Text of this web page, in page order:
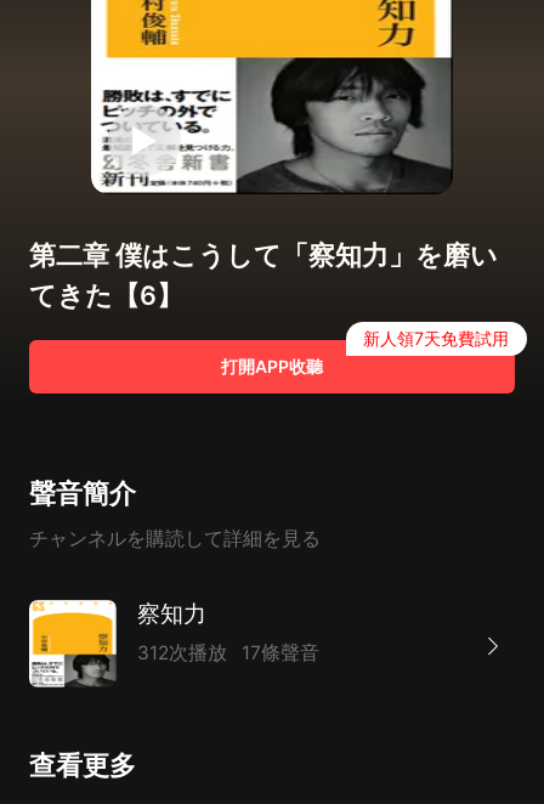
第二章 僕はこうして「察知力」を磨い
てきた【6】
打開APP收聽
新人領7天免費試用
聲音簡介
チャンネルを購読して詳細を見る
察知力
312次播放 17條聲音
查看更多